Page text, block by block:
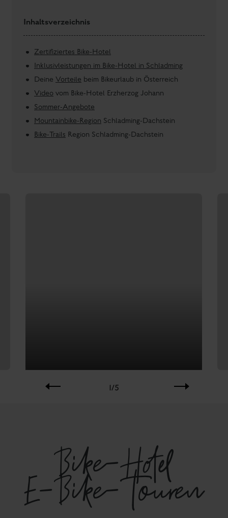
Inhaltsverzeichnis
Zertifiziertes Bike-Hotel
Inklusivleistungen im Bike-Hotel in Schladming
Deine Vorteile beim Bikeurlaub in Österreich
Video vom Bike-Hotel Erzherzog Johann
Sommer-Angebote
Mountainbike-Region Schladming-Dachstein
Bike-Trails Region Schladming-Dachstein
1/5
Bike-Hotel
E-Bike-Touren